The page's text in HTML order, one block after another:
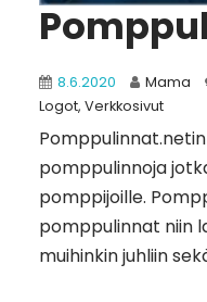
8.6.2020 Mama
Logot, Verkkosivut
pomppulinnoja
pomppijoille.
pomppulinnat niin
muihinkin juhliin